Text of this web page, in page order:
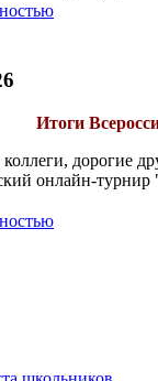
Итоги
дорогие
онлайн-турнир